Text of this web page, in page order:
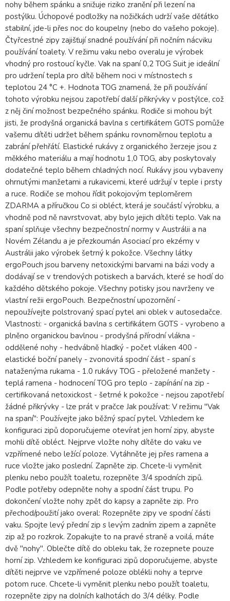
nohy během spánku a snižuje riziko zranění při lezení na
postýlku. Úchopové podložky na nožičkách udrží vaše děťátko
stabilní, jde-li přes noc do koupelny (nebo do vašeho pokoje).
Čtyřcestné zipy zajišťují snadné používání při nočním nácviku
používání toalety. V režimu vaku nebo overalu je výrobek
vhodný pro rostoucí kyčle. Vak na spaní 0,2 TOG Suit je ideální
pro udržení tepla pro dítě během noci v místnostech s
teplotou 24 °C +. Hodnota TOG znamená, že při používání
tohoto výrobku nejsou zapotřebí další přikrývky v postýlce, což
z něj činí možnost bezpečného spánku. Rodiče si mohou být
jisti, že prodyšná organická bavlna s certifikátem GOTS pomůže
vašemu dítěti udržet během spánku rovnoměrnou teplotu a
zabrání přehřátí. Elastické rukávy z organického žerzeje jsou z
měkkého materiálu a mají hodnotu 1,0 TOG, aby poskytovaly
dodatečné teplo během chladných nocí. Rukávy jsou vybaveny
ohrnutými manžetami a rukavicemi, které udržují v teple i prsty
a ruce. Rodiče se mohou řídit pokojovým teploměrem
ZDARMA a příručkou Co si obléct, která je součástí výrobku, a
vhodně pod ně navrstvovat, aby bylo jejich dítěti teplo. Vak na
spaní splňuje všechny bezpečnostní normy v Austrálii a na
Novém Zélandu a je přezkoumán Asociací pro ekzémy v
Austrálii jako výrobek šetrný k pokožce. Všechny látky
ergoPouch jsou barveny netoxickými barvami na bázi vody a
dodávají se v trendových potiskech a barvách, které se hodí do
každého dětského pokoje. Všechny potisky jsou navrženy ve
vlastní režii ergoPouch. Bezpečnostní upozornění -
nepoužívejte polstrovaný spací pytel ani oblek v autosedačce.
Vlastnosti: - organická bavlna s certifikátem GOTS - vyrobeno a
plněno organickou bavlnou - prodyšná přírodní vlákna -
oddělené nohy - hedvábně hladký - počet vláken 400 -
elastické boční panely - zvonovitá spodní část - spaní s
nataženýma rukama - 1.0 rukávy TOG - přeložené manžety -
teplá ramena - hodnocení TOG pro teplo - zapínání na zip -
certifikovaná netoxickost - šetrné k pokožce - nejsou zapotřebí
žádné přikrývky - lze prát v pračce Jak používat: V režimu "Vak
na spaní": Používejte jako běžný spací pytel. Vzhledem ke
konfiguraci zipů doporučujeme otevírat jen horní zipy, abyste
mohli dítě obléct. Nejprve vložte nohy dítěte do vaku ve
vzpřímené nebo ležící poloze. Vytáhněte jej přes ramena a
ruce vložte jako poslední. Zapněte zip. Chcete-li vyměnit
plenku nebo použít toaletu, rozepněte 3/4 spodních zipů.
Podle potřeby odepněte nohy a spodní část trupu. Po
dokončení vložte nohy zpět do kapsy a zapněte zip. Pro
přechod/použití jako overal: Rozepněte zipy ve spodní části
vaku. Spojte levý přední zip s levým zadním zipem a zapněte
zip až po rozkrok. Zopakujte to na pravé straně a voilá, máte
dvě "nohy". Oblečte dítě do obleku tak, že rozepnete pouze
horní zip. Vzhledem ke konfiguraci zipů doporučujeme, abyste
dítěti nejprve ve vzpřímené poloze oblékli nohy a teprve
potom ruce. Chcete-li vyměnit plenku nebo použít toaletu,
rozepněte zipy na dolních kalhotách do 3/4 délky. Podle